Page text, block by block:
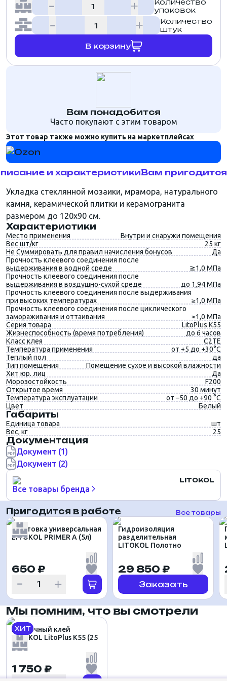
Вам понадобится
Часто покупают с этим товаром
Этот товар также можно купить на маркетплейсах
Количество
упаковок
Количество
штук
В корзину
и характеристикиВам пригодится
Укладка стеклянной мозаики, мрамора, натурального
камня, керамической плитки и керамогранита
размером до 120х90 см.
Характеристики
Место применения
Внутри и снаружи помещения
Вес шт/кг
25 кг
Не Суммировать для правил начисления бонусов
Да
Прочность клеевого соединения после
выдерживания в водной среде
≧1,0 МПа
Прочность клеевого соединения после
выдерживания в воздушно-сухой среде
до 1,94 МПа
Прочность клеевого соединения после выдерживания
при высоких температурах
≥1,0 МПа
Прочность клеевого соединения после циклического
замораживания и оттаивания
≥1,0 МПа
Серия товара
LitoPlus K55
Жизнеспособность (время потребления)
до 6 часов
Класс клея
C2TE
Температура применения
от +5 до +30°C
Теплый пол
да
Тип помещения
Помещение сухое и высокой влажности
Хит юр. лиц
Да
Морозостойкость
F200
Открытое время
30 минут
Температура эксплуатации
от –50 до +90 °C
Цвет
Белый
Габариты
Единица товара
шт
Вес, кг
25
Документация
Документ (1)
Документ (2)
LITOKOL
Все товары бренда
Пригодится в работе Все товары
Грунтовка универсальная
LITOKOL PRIMER А (5л)
650 ₽
Гидроизоляция
разделительная
LITOKOL Полотно
29 850 ₽
Заказать
Мы помним, что вы смотрели
ХИТ
Плиточный клей
LITOKOL LitoPlus K55 (25
кг)
1 750 ₽